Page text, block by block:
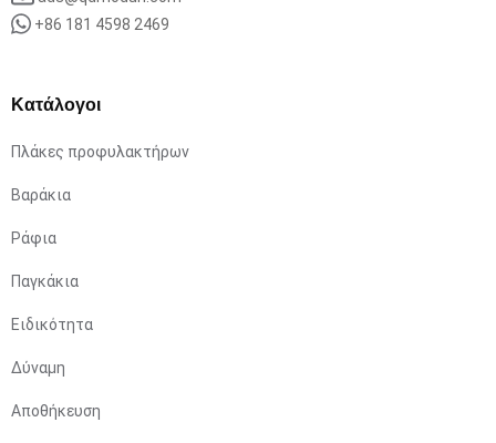
+86 181 4598 2469
Κατάλογοι
Πλάκες προφυλακτήρων
Βαράκια
Ράφια
Παγκάκια
Ειδικότητα
Δύναμη
Αποθήκευση